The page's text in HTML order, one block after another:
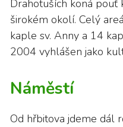
Drahotuších koná pouť
širokém okolí. Celý
kaple sv. Anny a 14
2004 vyhlášen jako
Náměstí
Od hřbitova jdeme dál